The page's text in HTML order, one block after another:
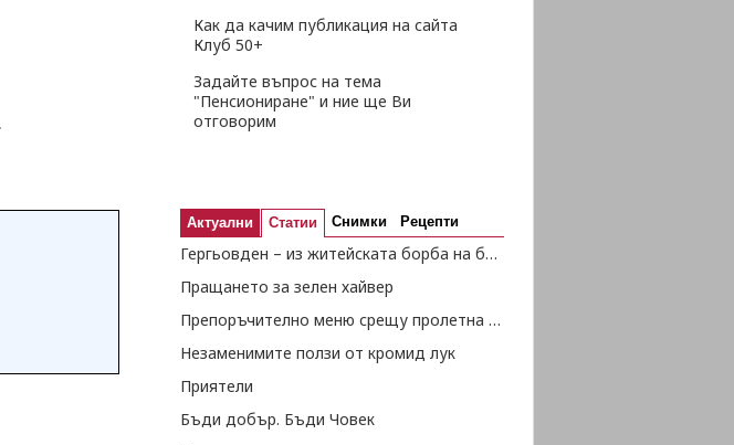
Как да качим публикация на сайта
Клуб 50+
Задайте въпрос на тема
"Пенсиониране" и ние ще Ви
отговорим
Актуални Статии Снимки Рецепти
Гергьовден – из житейската борба на баба Веса
Пращането за зелен хайвер
Препоръчително меню срещу пролетна умора
Незаменимите ползи от кромид лук
Приятели
Бъди добър. Бъди Човек